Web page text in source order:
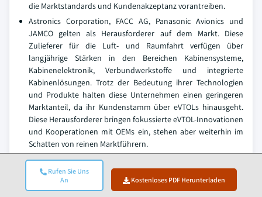
Rufen Sie Uns
An
Kostenloses PDF Herunterladen
die Marktstandards und Kundenakzeptanz vorantreiben.
Astronics Corporation, FACC AG, Panasonic Avionics und
JAMCO gelten als Herausforderer auf dem Markt. Diese
Zulieferer für die Luft- und Raumfahrt verfügen über
langjährige Stärken in den Bereichen Kabinensysteme,
Kabinenelektronik, Verbundwerkstoffe und integrierte
Kabinenlösungen. Trotz der Bedeutung ihrer Technologien
und Produkte halten diese Unternehmen einen geringeren
Marktanteil, da ihr Kundenstamm über eVTOLs hinausgeht.
Diese Herausforderer bringen fokussierte eVTOL-Innovationen
und Kooperationen mit OEMs ein, stehen aber weiterhin im
Schatten von reinen Marktführern.
Aviointeriors, AUTOFLUG, Archer Aviation und Wisk Aero
werden als Follower klassifiziert. Diese Unternehmen
verfügen über eine starke regionale Präsenz und eine